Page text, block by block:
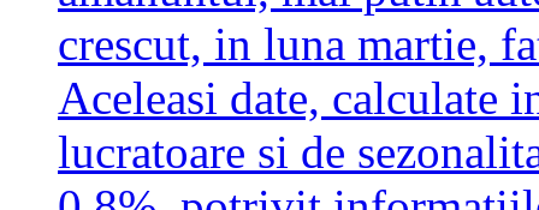
crescut, in luna martie,
Aceleasi date, calculate
lucratoare si de